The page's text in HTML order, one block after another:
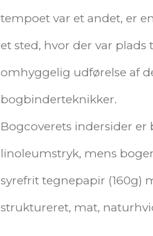
tempoet var et andet, er
et sted, hvor der var plads
omhyggelig udførelse af
bogbinderteknikker.
Bogcoverets indersider
linoleumstryk, mens
syrefrit tegnepapir (160g)
struktureret, mat,